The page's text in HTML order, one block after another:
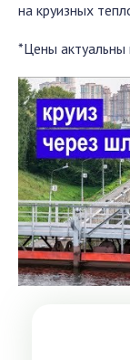
на круизных
*Цены актуальны